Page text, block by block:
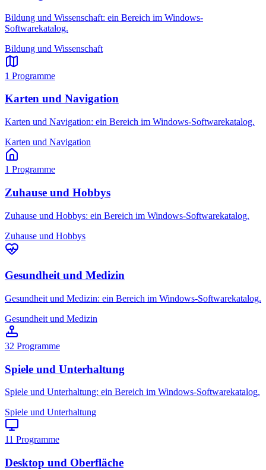
Bildung und Wissenschaft: ein Bereich im Windows-
Softwarekatalog.
Bildung und Wissenschaft
1 Programme
Karten und Navigation
Karten und Navigation: ein Bereich im Windows-Softwarekatalog.
Karten und Navigation
1 Programme
Zuhause und Hobbys
Zuhause und Hobbys: ein Bereich im Windows-Softwarekatalog.
Zuhause und Hobbys
Gesundheit und Medizin
Gesundheit und Medizin: ein Bereich im Windows-Softwarekatalog.
Gesundheit und Medizin
32 Programme
Spiele und Unterhaltung
Spiele und Unterhaltung: ein Bereich im Windows-Softwarekatalog.
Spiele und Unterhaltung
11 Programme
Desktop und Oberfläche